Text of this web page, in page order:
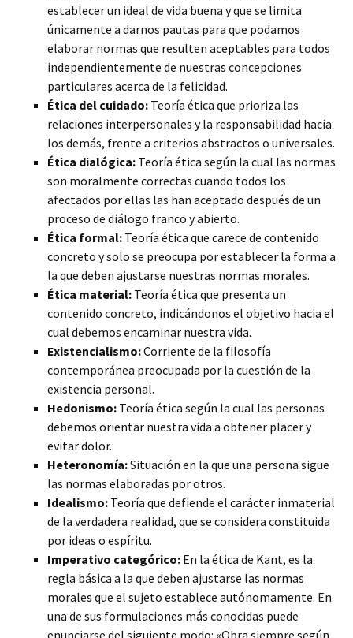
establecer un ideal de vida buena y que se limita
únicamente a darnos pautas para que podamos
elaborar normas que resulten aceptables para todos
independientemente de nuestras concepciones
particulares acerca de la felicidad.
Ética del cuidado: Teoría ética que prioriza las
relaciones interpersonales y la responsabilidad hacia
los demás, frente a criterios abstractos o universales.
Ética dialógica: Teoría ética según la cual las normas
son moralmente correctas cuando todos los
afectados por ellas las han aceptado después de un
proceso de diálogo franco y abierto.
Ética formal: Teoría ética que carece de contenido
concreto y solo se preocupa por establecer la forma a
la que deben ajustarse nuestras normas morales.
Ética material: Teoría ética que presenta un
contenido concreto, indicándonos el objetivo hacia el
cual debemos encaminar nuestra vida.
Existencialismo:Corriente de la filosofía
contemporánea preocupada por la cuestión de la
existencia personal.
Hedonismo: Teoría ética según la cual las personas
debemos orientar nuestra vida a obtener placer y
evitar dolor.
Heteronomía:Situación en la que una persona sigue
las normas elaboradas por otros.
Idealismo: Teoría que defiende el carácter inmaterial
de la verdadera realidad, que se considera constituida
por ideas o espíritu.
Imperativo categórico: En la ética de Kant, es la
regla básica a la que deben ajustarse las normas
morales que el sujeto establece autónomamente. En
una de sus formulaciones más conocidas puede
enunciarse del siguiente modo: «Obra siempre según